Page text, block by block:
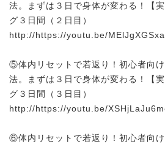
法。まずは３日で身体が変わる！【
グ３日間（２日目）
http://https://youtu.be/
⑤体内リセットで若返り！初心者向
法。まずは３日で身体が変わる！【
グ３日間（３日目）
http://https://youtu.be/
⑥体内リセットで若返り！初心者向